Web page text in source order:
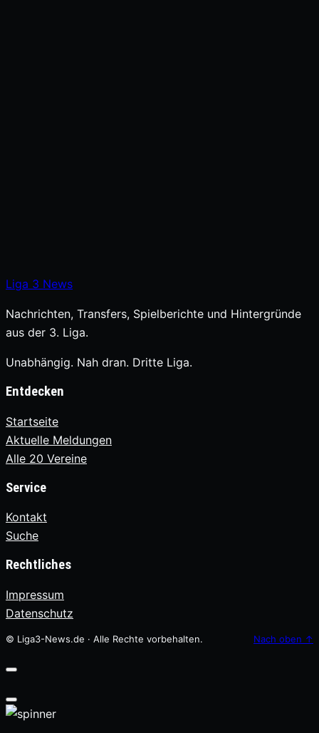
Liga 3 News
Nachrichten, Transfers, Spielberichte und Hintergründe
aus der 3. Liga.
Unabhängig. Nah dran. Dritte Liga.
Entdecken
Startseite
Aktuelle Meldungen
Alle 20 Vereine
Service
Kontakt
Suche
Rechtliches
Impressum
Datenschutz
© Liga3-News.de · Alle Rechte vorbehalten. Nach oben ↑